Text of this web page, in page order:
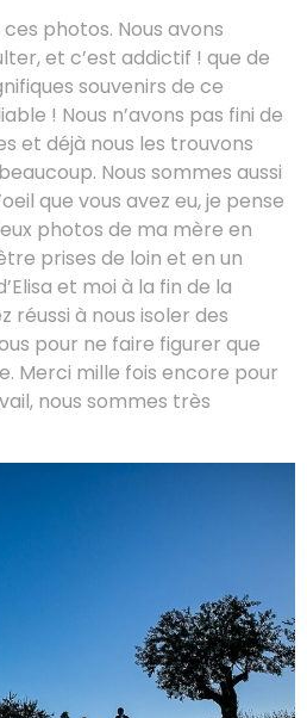
photos. Nous avons
et c’est addictif ! que de
souvenirs de ce
! Nous n’avons pas fini de
et déjà nous les trouvons
Nous sommes aussi
que vous avez eu, je pense
photos de ma mère en
prises de loin et en un
et moi à la fin de la
réussi à nous isoler des
pour ne faire figurer que
Merci mille fois encore pour
nous sommes très